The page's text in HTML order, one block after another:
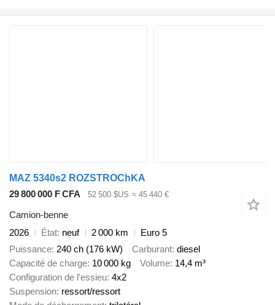
MAZ 5340s2 ROZSTROChKA
29 800 000 F CFA
52 500 $US ≈ 45 440 €
Camion-benne
2026
État neuf 2 000 km
Euro 5
Puissance 240 ch (176 kW) Carburant diesel
Capacité de charge 10 000 kg Volume 14,4 m³
Configuration de l'essieu 4x2
Suspension ressort/ressort